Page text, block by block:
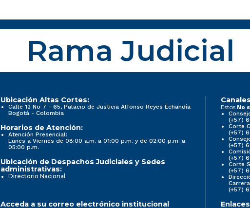
Rama Judicial
Ubicación Altas Cortes:
Calle 12 No 7 - 65, Palacio de Justicia Alfonso Reyes Echandía
Bogotá - Colombia
Horarios de Atención:
Atención Presencial:
Lunes a Viernes de 08:00 a.m. a 01:00 p.m. y de 02:00 p.m. a
05:00 p.m.
Ubicación de Despachos Judiciales y Sedes
administrativas:
Directorio Nacional
Estos No
(+57)
Corte
(+57)
(+57)
(+57)
Corte
(+57)
(+57)
Acceda a su correo electrónico institucional